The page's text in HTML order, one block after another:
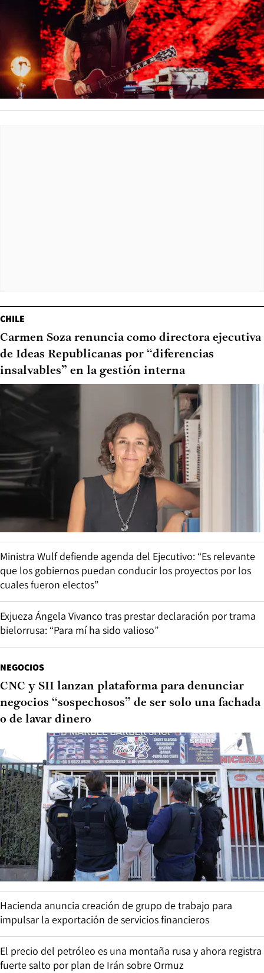
CHILE
Carmen Soza renuncia como directora ejecutiva
de Ideas Republicanas por “diferencias
insalvables” en la gestión interna
Ministra Wulf defiende agenda del Ejecutivo: “Es relevante
que los gobiernos puedan conducir los proyectos por los
cuales fueron electos”
Exjueza Ángela Vivanco tras prestar declaración por trama
bielorrusa: “Para mí ha sido valioso”
NEGOCIOS
CNC y SII lanzan plataforma para denunciar
negocios “sospechosos” de ser solo una fachada
o de lavar dinero
Hacienda anuncia creación de grupo de trabajo para
impulsar la exportación de servicios financieros
El precio del petróleo es una montaña rusa y ahora registra
fuerte salto por plan de Irán sobre Ormuz